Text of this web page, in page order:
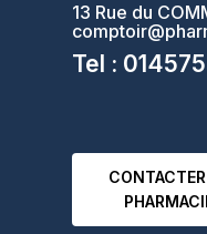
13 Rue du
Tel :